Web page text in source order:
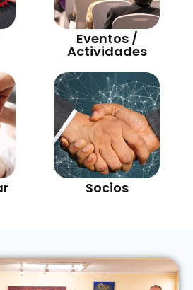
Eventos /
Actividades
Socios